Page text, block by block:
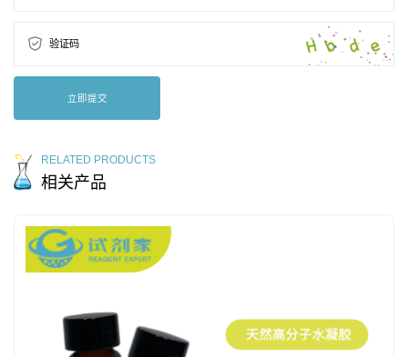
验证码
立即提交
RELATED PRODUCTS
相关产品